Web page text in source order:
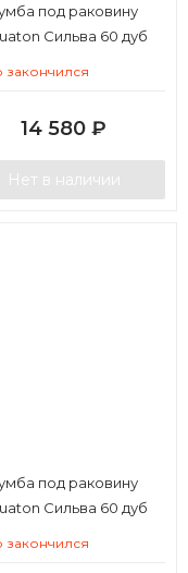
под раковину
Сильва 60 дуб
закончился
14 580 ₽
Нет в наличии
под раковину
Сильва 60 дуб
закончился